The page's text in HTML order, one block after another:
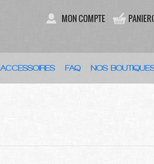
MON COMPTE
ACCESSOIRES FAQ NOS